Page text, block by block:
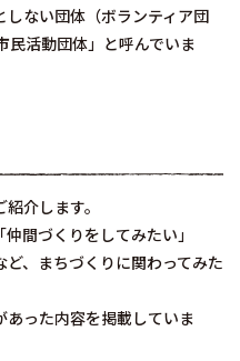
ない団体（ボランティア団
民活動団体」と呼んでいま
介します。
間づくりをしてみたい」
ど、まちづくりに関わってみた
あった内容を掲載していま